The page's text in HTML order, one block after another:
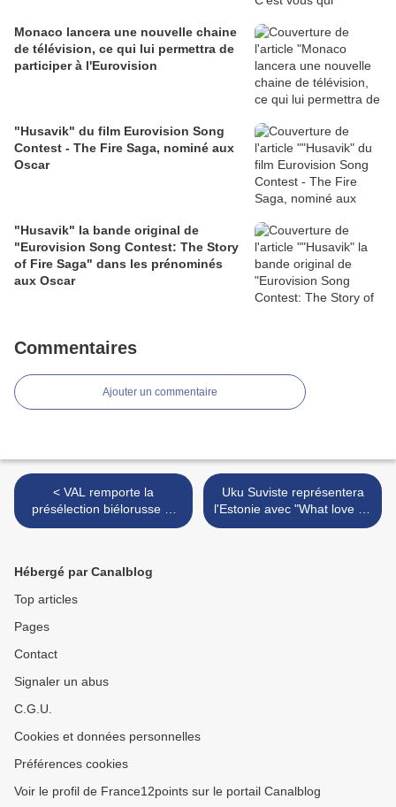
Monaco lancera une nouvelle chaine
de télévision, ce qui lui permettra de
participer à l'Eurovision
"Husavik" du film Eurovision Song
Contest - The Fire Saga, nominé aux
Oscar
"Husavik" la bande original de
"Eurovision Song Contest: The Story
of Fire Saga" dans les prénominés
aux Oscar
Commentaires
Ajouter un commentaire
< VAL remporte la
présélection biélorusse et
représentera son pays avec
Uku Suviste représentera
l'Estonie avec "What love is"
>
Hébergé par Canalblog
Top articles
Pages
Contact
Signaler un abus
C.G.U.
Cookies et données personnelles
Préférences cookies
Voir le profil de France12points sur le portail Canalblog